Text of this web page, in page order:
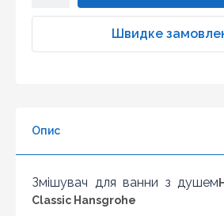
3
7
8
10
Швидке
Опис
Змішувач для ванни з душем
Classic Hansgrohe
що товар даної моделі повинен
наявності і ціна на даний товар в
магазині актуальна і діюча)